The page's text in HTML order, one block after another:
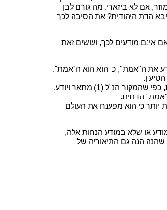
אם לא ביזארי. מה גורם לבן
כל המידע המדעי על מיליארדי השנים בהתפתחות היקום, לקוף של מחט (של פחות מ-6,000 שנה) אליבא הדת היהודית? את הסיבה לכך
אינם מודעים לכך, ועושים זאת
את ה"אמת", כי הוא הוא ה"אמת".
נחות יותר כי הוא מפענח את העולם
או שלא במודע הנחות אלה,
שהנה הנה גם התיאוריה של